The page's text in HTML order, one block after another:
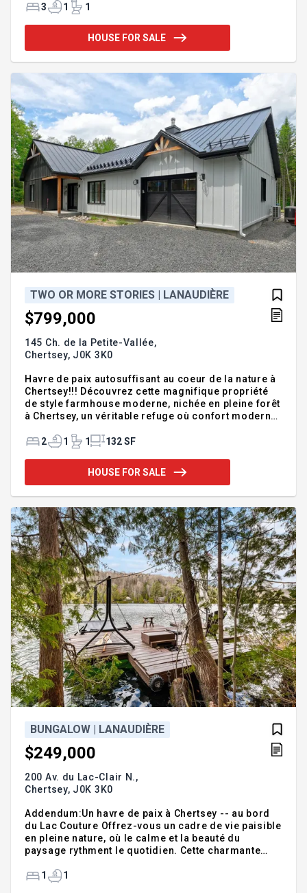
bruits et de la pollution des grandes villes tout en
grande propriété de 3 chambres dont 2 au rdc et la
3ième se trouve au sous-sol. Pour une grande
veut très accueillante, car elle ne demande aucune
rénovation à co
3 1 1
HOUSE FOR SALE
TWO OR MORE STORIES | LANAUDIÈRE
$799,000
145 Ch. de la Petite-Vallée,
Chertsey, J0K 3K0
Havre de paix autosuffisant au coeur de la nature à
Chertsey!!! Découvrez cette magnifique propriété
de style farmhouse moderne, nichée en pleine forêt
à Chertsey, un véritable refuge où confort moderne
son système solaire performant, gaz propane et le
autosuffisante en électricité, vous offrant une
liberté exceptionnelle et une tranquillité d'esprit
style champêtre, ses espaces lumineux à aire
ouverte, ses plafond
2 1 1 132 SF
HOUSE FOR SALE
BUNGALOW | LANAUDIÈRE
$249,000
200 Av. du Lac-Clair N.,
Chertsey, J0K 3K0
Addendum:Un havre de paix à Chertsey -- au bord
du Lac Couture Offrez-vous un cadre de vie paisible
en pleine nature, où le calme et la beauté du
paysage rythment le quotidien. Cette charmante
séduira autant comme résidence principale que
1 1